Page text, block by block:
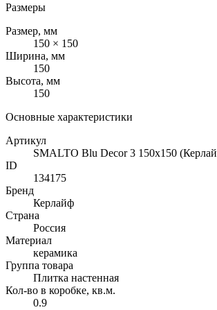
Размеры
Размер, мм
150 × 150
Ширина, мм
150
Высота, мм
150
Основные характеристики
Артикул
SMALTO Blu Decor 3 150x150
ID
134175
Бренд
Керлайф
Страна
Россия
Материал
керамика
Группа товара
Плитка настенная
Кол-во в коробке, кв.м.
0.9